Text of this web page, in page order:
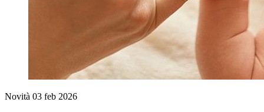
Novità 03 feb 2026